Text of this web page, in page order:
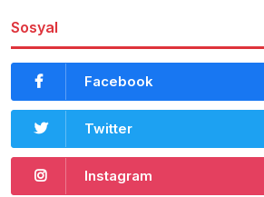
Sosyal
Facebook
Twitter
Instagram